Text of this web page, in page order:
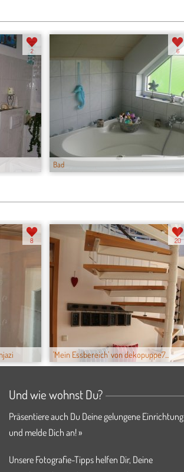
2
Bad
6
8
'Mein Essbereich' von dekopuppe7...
20
Und wie wohnst Du?
Präsentiere auch Du Deine gelungene Einrichtung
und melde Dich an! »
Unsere Fotografie-Tipps helfen Dir, Deine